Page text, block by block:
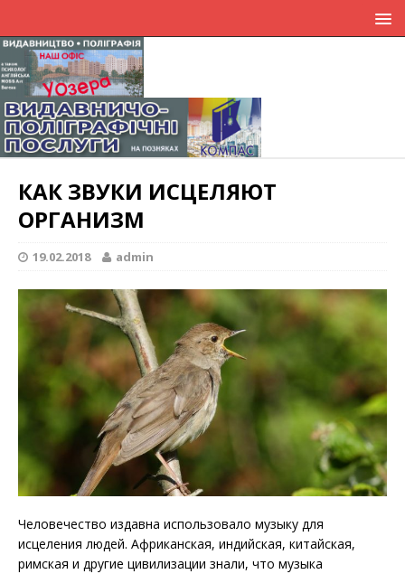
КАК ЗВУКИ ИСЦЕЛЯЮТ
ОРГАНИЗМ
19.02.2018 admin
Человечество издавна использовало музыку для
исцеления людей. Африканская, индийская, китайская,
римская и другие цивилизации знали, что музыка